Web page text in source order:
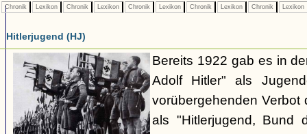
Chronik Lexikon Chronik Lexikon Chronik Lexikon Chronik Lexikon Chronik Lexikon
Hitlerjugend (HJ)
Bereits 1922 gab es in
Adolf Hitler" als
vorübergehenden Verbot
als "Hitlerjugend, Bund